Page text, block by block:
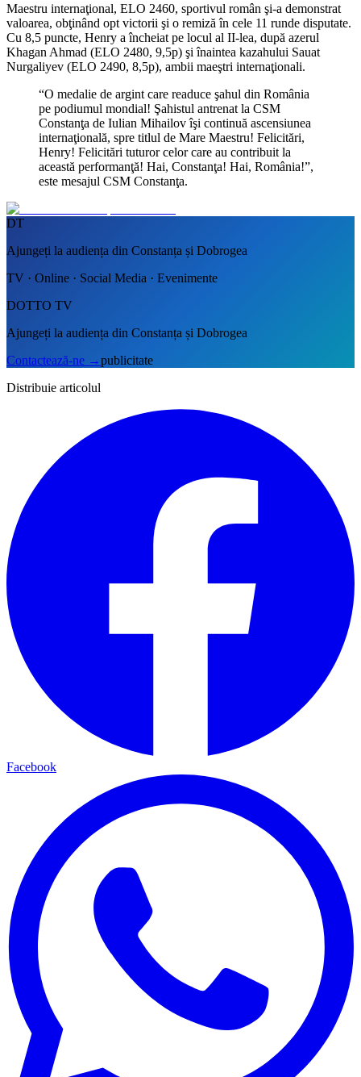
Maestru internaţional, ELO 2460, sportivul român şi-a demonstrat
valoarea, obţinând opt victorii şi o remiză în cele 11 runde disputate.
Cu 8,5 puncte, Henry a încheiat pe locul al II-lea, după azerul
Khagan Ahmad (ELO 2480, 9,5p) şi înaintea kazahului Sauat
Nurgaliyev (ELO 2490, 8,5p), ambii maeştri internaţionali.
“O medalie de argint care readuce şahul din România
pe podiumul mondial! Şahistul antrenat la CSM
Constanţa de Iulian Mihailov îşi continuă ascensiunea
internaţională, spre titlul de Mare Maestru! Felicitări,
Henry! Felicitări tuturor celor care au contribuit la
această performanţă! Hai, Constanţa! Hai, România!”,
este mesajul CSM Constanţa.
DT
Ajungeți la audiența din Constanța și Dobrogea
TV · Online · Social Media · Evenimente
DOTTO TV
Ajungeți la audiența din Constanța și Dobrogea
Contactează-ne →publicitate
Distribuie articolul
Facebook